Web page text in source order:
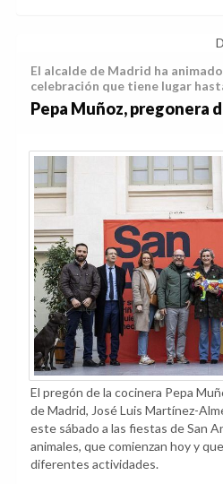
El alcalde de Madrid ha
celebración que tiene lugar
Pepa Muñoz, pregonera
El pregón de la cocinera Pepa
de Madrid, José Luis Martínez-
este sábado a las fiestas de San
animales, que comienzan hoy y
diferentes actividades.